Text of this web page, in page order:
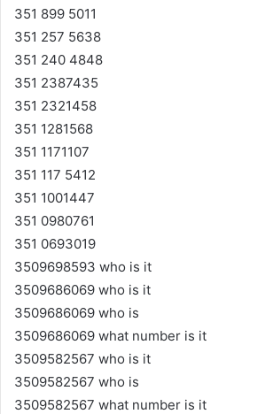
351 899 5011
351 257 5638
351 240 4848
351 2387435
351 2321458
351 1281568
351 1171107
351 117 5412
351 1001447
351 0980761
351 0693019
3509698593 who is it
3509686069 who is it
3509686069 who is
3509686069 what number is it
3509582567 who is it
3509582567 who is
3509582567 what number is it